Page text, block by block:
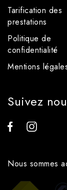
Tarification des
prestations
Politique de
confidentialité
Mentions
Suivez
Nous sommes